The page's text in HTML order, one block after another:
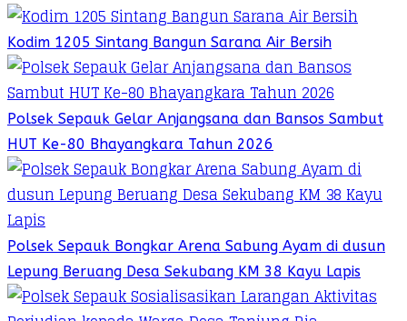
Kodim 1205 Sintang Bangun Sarana Air Bersih
Polsek Sepauk Gelar Anjangsana dan Bansos Sambut
HUT Ke-80 Bhayangkara Tahun 2026
Polsek Sepauk Bongkar Arena Sabung Ayam di dusun
Lepung Beruang Desa Sekubang KM 38 Kayu Lapis